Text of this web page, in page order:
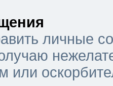
личные
или